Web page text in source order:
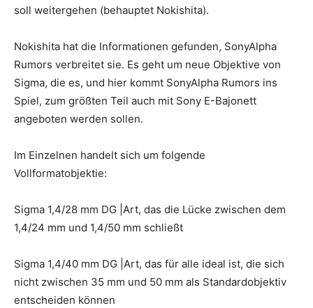
soll weitergehen (behauptet Nokishita).
Nokishita hat die Informationen gefunden, SonyAlpha
Rumors verbreitet sie. Es geht um neue Objektive von
Sigma, die es, und hier kommt SonyAlpha Rumors ins
Spiel, zum größten Teil auch mit Sony E-Bajonett
angeboten werden sollen.
Im Einzelnen handelt sich um folgende
Vollformatobjektie:
Sigma 1,4/28 mm DG |Art, das die Lücke zwischen dem
1,4/24 mm und 1,4/50 mm schließt
Sigma 1,4/40 mm DG |Art, das für alle ideal ist, die sich
nicht zwischen 35 mm und 50 mm als Standardobjektiv
entscheiden können